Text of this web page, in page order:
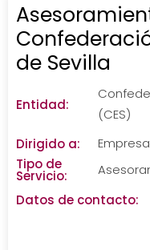
de Sevilla
Entidad:
(CES)
Dirigido a:
Tipo de
Servicio:
Datos de contacto: